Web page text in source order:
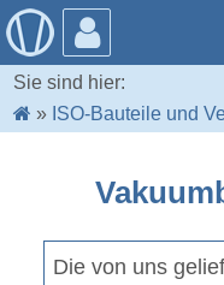
Sie sind hier:
» ISO-Bauteile und
Die von uns